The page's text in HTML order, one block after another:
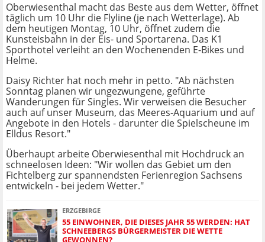
Oberwiesenthal macht das Beste aus dem Wetter, öffnet
täglich um 10 Uhr die Flyline (je nach Wetterlage). Ab
dem heutigen Montag, 10 Uhr, öffnet zudem die
Kunsteisbahn in der Eis- und Sportarena. Das K1
Sporthotel verleiht an den Wochenenden E-Bikes und
Helme.
Daisy Richter hat noch mehr in petto. "Ab nächsten
Sonntag planen wir ungezwungene, geführte
Wanderungen für Singles. Wir verweisen die Besucher
auch auf unser Museum, das Meeres-Aquarium und auf
Angebote in den Hotels - darunter die Spielscheune im
Elldus Resort."
Überhaupt arbeite Oberwiesenthal mit Hochdruck an
schneelosen Ideen: "Wir wollen das Gebiet um den
Fichtelberg zur spannendsten Ferienregion Sachsens
entwickeln - bei jedem Wetter."
ERZGEBIRGE
55 EINWOHNER, DIE DIESES JAHR 55 WERDEN: HAT
SCHNEEBERGS BÜRGERMEISTER DIE WETTE
GEWONNEN?